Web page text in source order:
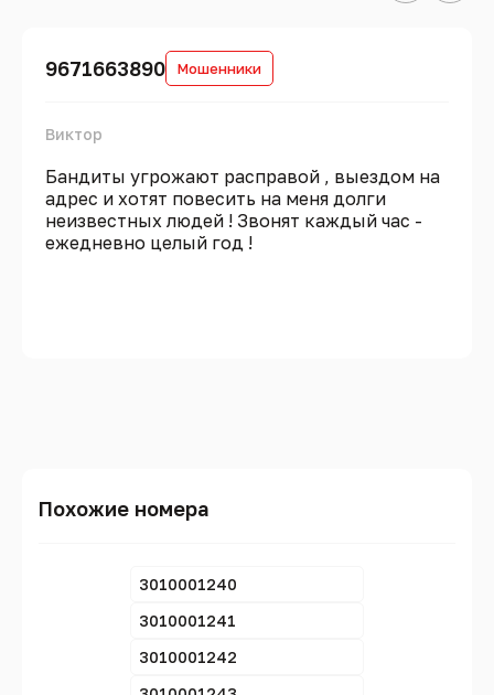
9671663890 Мошенники
Виктор
Бандиты угрожают расправой , выездом на
адрес и хотят повесить на меня долги
неизвестных людей ! Звонят каждый час -
ежедневно целый год !
Похожие номера
3010001240
3010001241
3010001242